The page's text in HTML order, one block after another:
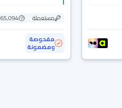
مستعملة
65,094 كم
مفحوصة
ومضمونة